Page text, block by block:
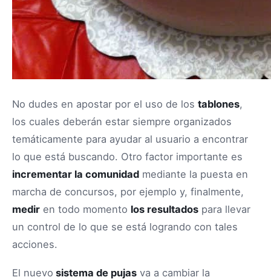
No dudes en apostar por el uso de los tablones,
los cuales deberán estar siempre organizados
temáticamente para ayudar al usuario a encontrar
lo que está buscando. Otro factor importante es
incrementar la comunidad mediante la puesta en
marcha de concursos, por ejemplo y, finalmente,
medir en todo momento los resultados para llevar
un control de lo que se está logrando con tales
acciones.
El nuevo sistema de pujas va a cambiar la